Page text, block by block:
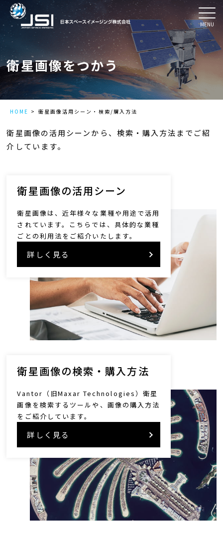
MENU
HOME 衛星画像活用シーン・検索/購入方法
衛星画像をつかう
衛星画像の活用シーンから、検索・購入方法までご紹
介しています。
衛星画像の活用シーン
衛星画像は、近年様々な業種や用途で活用
されています。こちらでは、具体的な業種
ごとの利用法をご紹介いたします。
詳しく見る
衛星画像の検索・購入方法
Vantor（旧Maxar Technologies）衛星
画像を検索するツールや、画像の購入方法
をご紹介しています。
詳しく見る